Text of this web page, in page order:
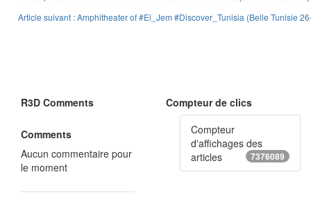
Article suivant : Amphitheater of #El_Jem #Discover_Tunisia (Belle Tunisie
R3D Comments
Comments
Aucun commentaire pour
le moment
Compteur de clics
Compteur
d'affichages des
articles
7376089